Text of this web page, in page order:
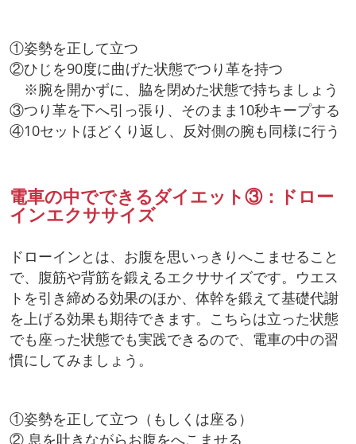
①姿勢を正して立つ
②ひじを90度に曲げた状態でつり革を持つ
※腕を開かずに、脇を閉めた状態で持ちましょう
③つり革を下へ引っ張り、そのまま10秒キープする
④10セットほどくり返し、反対側の腕も同様に行う
電車の中でできるダイエット③：ドロー
インエクササイズ
ドローインとは、お腹を思いっきりへこませること
で、腹筋や背筋を鍛えるエクササイズです。ウエス
トを引き締める効果のほか、体幹を鍛えて基礎代謝
を上げる効果も期待できます。こちらは立った状態
でも座った状態でも実践できるので、電車の中の習
慣にしてみましょう。
①姿勢を正して立つ（もしくは座る）
② 息を吐きながらお腹をへこませる